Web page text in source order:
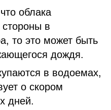
облака
в
то это может быть
дождя.
в водоемах,
о скором
дней.